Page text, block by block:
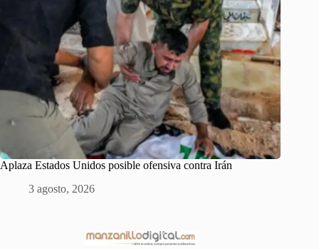
Aplaza Estados Unidos posible ofensiva contra Irán
3 agosto, 2026